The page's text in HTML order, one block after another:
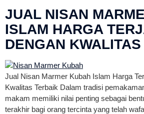
JUAL NISAN
ISLAM HARGA
DENGAN
Jual Nisan Marmer Kubah Islam Harga
Kwalitas Terbaik Dalam tradisi
makam memiliki nilai penting sebagai
terakhir bagi orang tercinta yang telah